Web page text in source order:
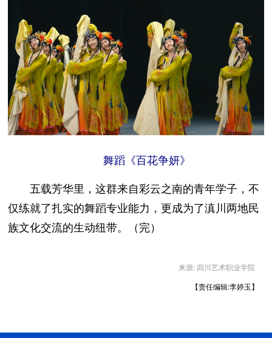
舞蹈《百花争妍》
五载芳华里，这群来自彩云之南的青年学子，不
仅练就了扎实的舞蹈专业能力，更成为了滇川两地民
族文化交流的生动纽带。（完）
来源: 四川艺术职业学院
【责任编辑:李婷玉】